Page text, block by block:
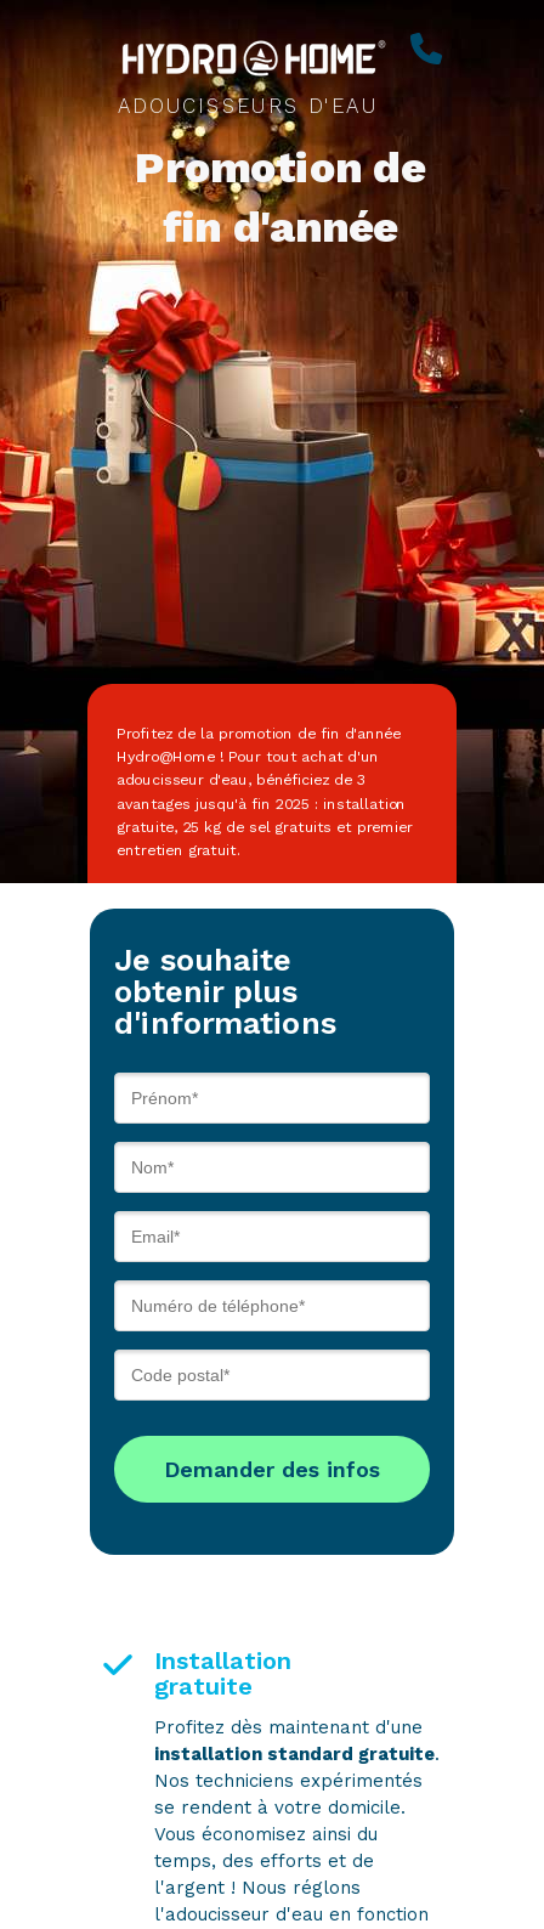
Je souhaite
obtenir plus
d'informations
Demander des infos
Installation
gratuite
Profitez dès maintenant d'une
installation standard gratuite.
Nos techniciens expérimentés
se rendent à votre domicile.
Vous économisez ainsi du
temps, des efforts et de
l'argent ! Nous réglons
l'adoucisseur d'eau en fonction
Profitez de la promotion de fin d'année
Hydro@Home ! Pour tout achat d'un
adoucisseur d'eau, bénéficiez de 3
avantages jusqu'à fin 2025 : installation
gratuite, 25 kg de sel gratuits et premier
entretien gratuit.
ADOUCISSEURS D'EAU
Promotion de
fin d'année